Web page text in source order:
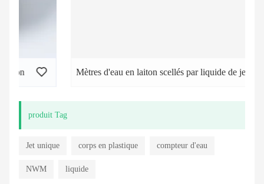
Mètres d'eau en laiton scellés par liquide de jet simple
produit Tag
Jet unique corps en plastique compteur d'eau
NWM liquide